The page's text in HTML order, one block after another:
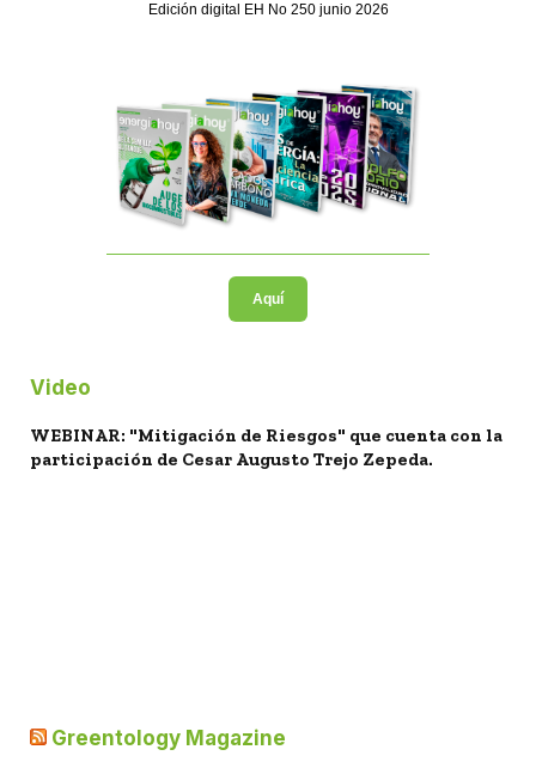
Edición digital EH No 250 junio 2026
Aquí
Video
WEBINAR: "Mitigación de Riesgos" que cuenta con la
participación de Cesar Augusto Trejo Zepeda.
Greentology Magazine